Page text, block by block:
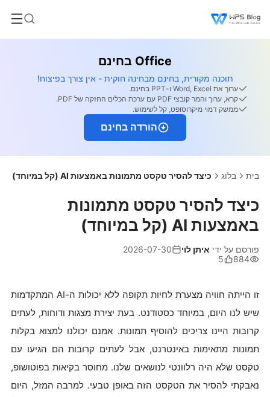
Office בחינם
תוכנה מקורית, בחינם מבחינה חוקית - אין צורך בפיצוח!
ערוך את Word, Excel ו-PPT בחינם.
קרא, ערוך והמר קובצי PDF עם ערכת הכלים החזקה של PDF.
ממשק דמוי מיקרוסופט, קל לשימוש.
הורדה בחינם
בית בלוג כיצד להסיר טקסט מתמונות באמצעות AI (קל במיוחד)
כיצד להסיר טקסט מתמונות
באמצעות AI (קל במיוחד)
פורסם על ידי איתן לוי
2026-07-30
884
5
זו הייתה חוויה מצערת לחיות תקופה ללא יכולות ה-AI המתקדמות
שיש לנו היום, במיוחד כסטודנט. בעת יצירת מצגות ודוחות, לעתים
קרובות היינו צריכים להוסיף תמונות. אמנם יכולנו למצוא בקלות
תמונות מתאימות באינטרנט, אבל לעתים קרובות הם הגיעו עם
טקסט שלא היה רלוונטי לנושאים שלנו. מחוסר בקיאות בפוטושופ,
נאבקתי להסיר את הטקסט הזה באופן טבעי. למרבה המזל, היום